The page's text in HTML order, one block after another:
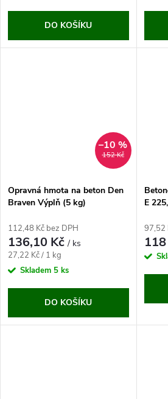
DO KOŠÍKU
152 Kč
–10 %
Opravná hmota na beton Den
Braven Výplň (5 kg)
112,48 Kč bez DPH
136,10 Kč/ ks
Měrná
cena:
27,22 Kč / 1 kg
Skladem 5 ks
DO KOŠÍKU
E
97,52